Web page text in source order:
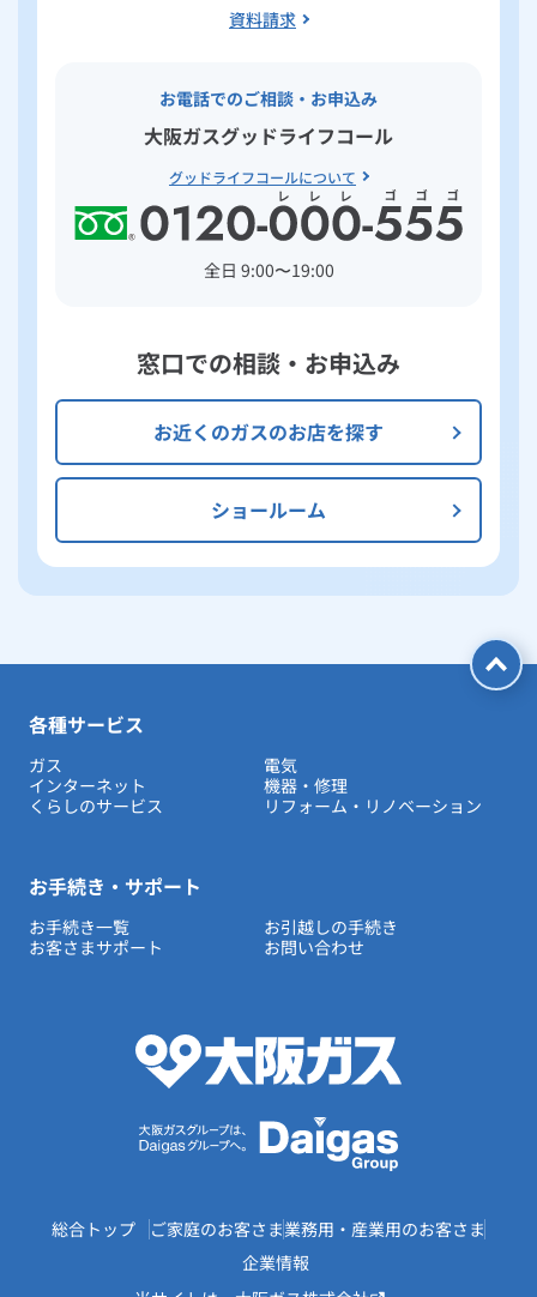
資料請求
お電話でのご相談・お申込み
大阪ガスグッドライフコール
グッドライフコールについて
全日 9:00〜19:00
窓口での相談・お申込み
お近くのガスのお店を探す
ショールーム
各種サービス
ガス
電気
インターネット
機器・修理
くらしのサービス
リフォーム・リノベーション
お手続き・サポート
お手続き一覧
お引越しの手続き
お客さまサポート
お問い合わせ
総合トップ ご家庭のお客さま業務用・産業用のお客さま
企業情報